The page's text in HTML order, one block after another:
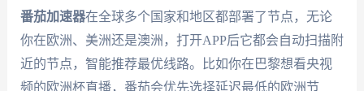
番茄加速器在全球多个国家和地区都部署了节点，无论
你在欧洲、美洲还是澳洲，打开APP后它都会自动扫描附
近的节点，智能推荐最优线路。比如你在巴黎想看央视
频的欧洲杯直播，番茄会优先选择延迟最低的欧洲节